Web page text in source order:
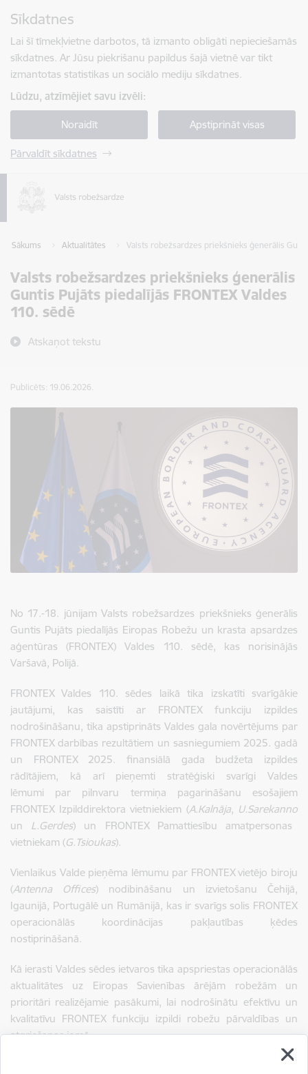
Sīkdatnes
Lai šī tīmekļvietne darbotos, tā izmanto obligāti nepieciešamās
sīkdatnes. Ar Jūsu piekrišanu papildus šajā vietnē var tikt
izmantotas statistikas un sociālo mediju sīkdatnes.
Lūdzu, atzīmējiet savu izvēli:
Noraidīt Apstiprināt visas
Pārvaldīt sīkdatnes
Sākums Aktualitātes Valsts robežsardzes priekšnieks ģenerālis
Valsts robežsardzes priekšnieks ģenerālis
Guntis Pujāts piedalījās FRONTEX Valdes
110. sēdē
Atskaņot tekstu
Publicēts: 19.06.2026.
No 17.-18. jūnijam Valsts robežsardzes priekšnieks ģenerālis
Guntis Pujāts piedalījās Eiropas Robežu un krasta apsardzes
aģentūras (FRONTEX) Valdes 110. sēdē, kas norisinājās
Varšavā, Polijā.
FRONTEX Valdes 110. sēdes laikā tika izskatīti svarīgākie
jautājumi, kas saistīti ar FRONTEX funkciju izpildes
nodrošināšanu, tika apstiprināts Valdes gala novērtējums par
FRONTEX darbības rezultātiem un sasniegumiem 2025. gadā
un FRONTEX 2025. finansiālā gada budžeta izpildes
rādītājiem, kā arī pieņemti stratēģiski svarīgi Valdes
lēmumi par pilnvaru termiņa pagarināšanu esošajiem
FRONTEX Izpilddirektora vietniekiem (A.Kalnāja, U.Sarekanno
un L.Gerdes) un FRONTEX Pamattiesību amatpersonas
vietniekam (G.Tsioukas).
Vienlaikus Valde pieņēma lēmumu par FRONTEX vietējo biroju
(Antenna Offices) nodibināšanu un izvietošanu Čehijā,
Igaunijā, Portugālē un Rumānijā, kas ir svarīgs solis FRONTEX
operacionālās koordinācijas pakļautības ķēdes
nostiprināšanā.
Kā ierasti Valdes sēdes ietvaros tika apspriestas operacionālās
aktualitātes uz Eiropas Savienības ārējām robežām un
prioritāri realizējamie pasākumi, lai nodrošinātu efektīvu un
kvalitatīvu FRONTEX funkciju izpildi robežu pārvaldības un
atgriešanas jomā.